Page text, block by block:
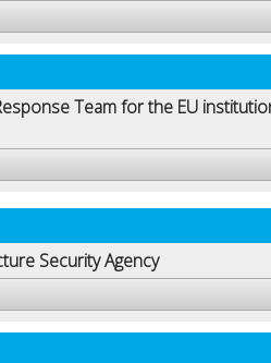
Team for the EU
Security Agency